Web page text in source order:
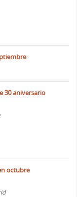
30 aniversario
octubre